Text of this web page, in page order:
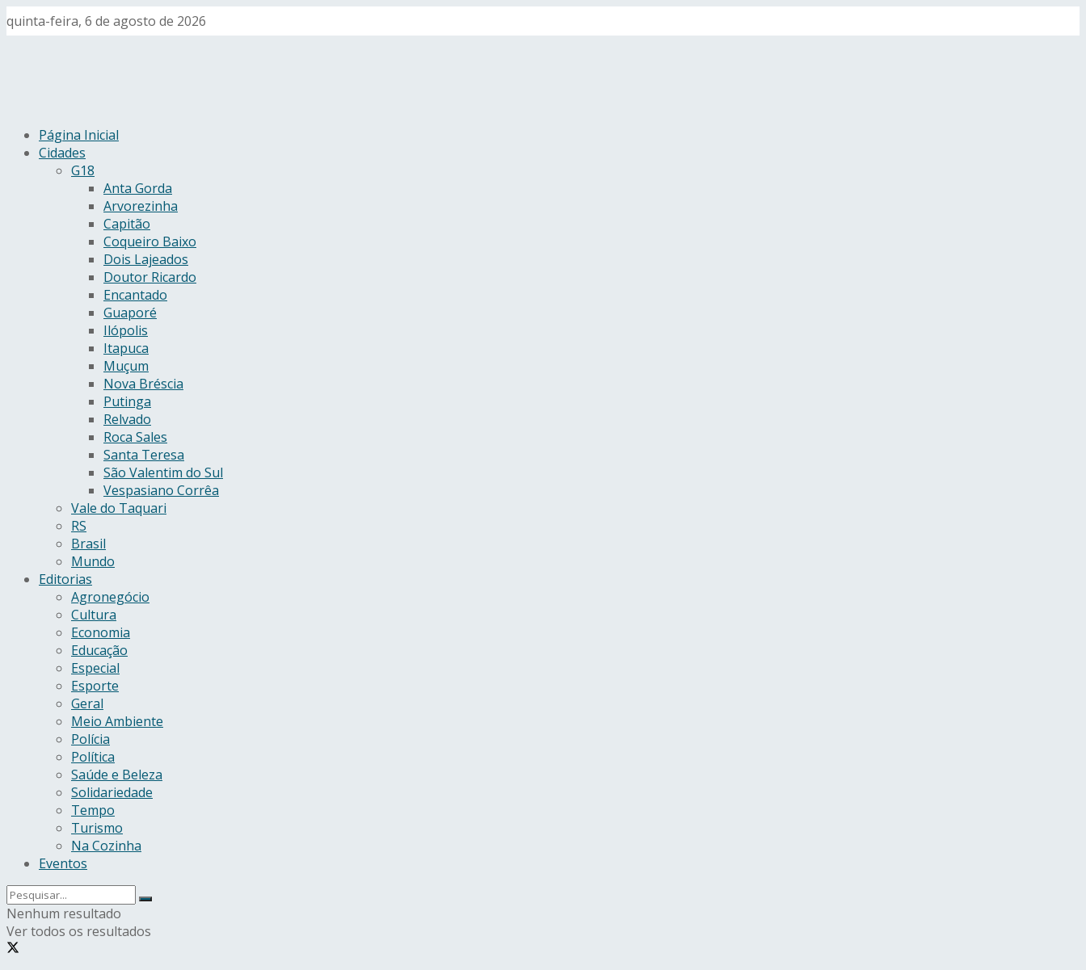
quinta-feira, 6 de agosto de 2026
Página Inicial
Cidades
G18
Anta Gorda
Arvorezinha
Capitão
Coqueiro Baixo
Dois Lajeados
Doutor Ricardo
Encantado
Guaporé
Ilópolis
Itapuca
Muçum
Nova Bréscia
Putinga
Relvado
Roca Sales
Santa Teresa
São Valentim do Sul
Vespasiano Corrêa
Vale do Taquari
RS
Brasil
Mundo
Editorias
Agronegócio
Cultura
Economia
Educação
Especial
Esporte
Geral
Meio Ambiente
Polícia
Política
Saúde e Beleza
Solidariedade
Tempo
Turismo
Na Cozinha
Eventos
Nenhum resultado
Ver todos os resultados